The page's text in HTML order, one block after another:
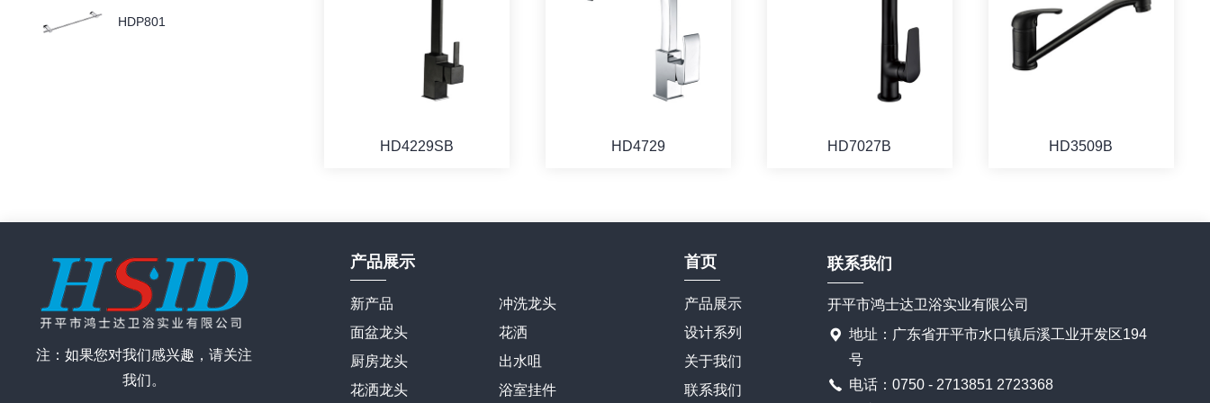
HDP801
HD4229SB HD4729 HD7027B HD3509B
注：如果您对我们感兴趣，请关注
我们。
产品展示
新产品
面盆龙头
厨房龙头
花洒龙头
冲洗龙头
花洒
出水咀
浴室挂件
首页
产品展示
设计系列
关于我们
联系我们
联系我们
开平市鸿士达卫浴实业有限公司
地址：广东省开平市水口镇后溪工业开发区194
号
电话：0750 - 2713851 2723368